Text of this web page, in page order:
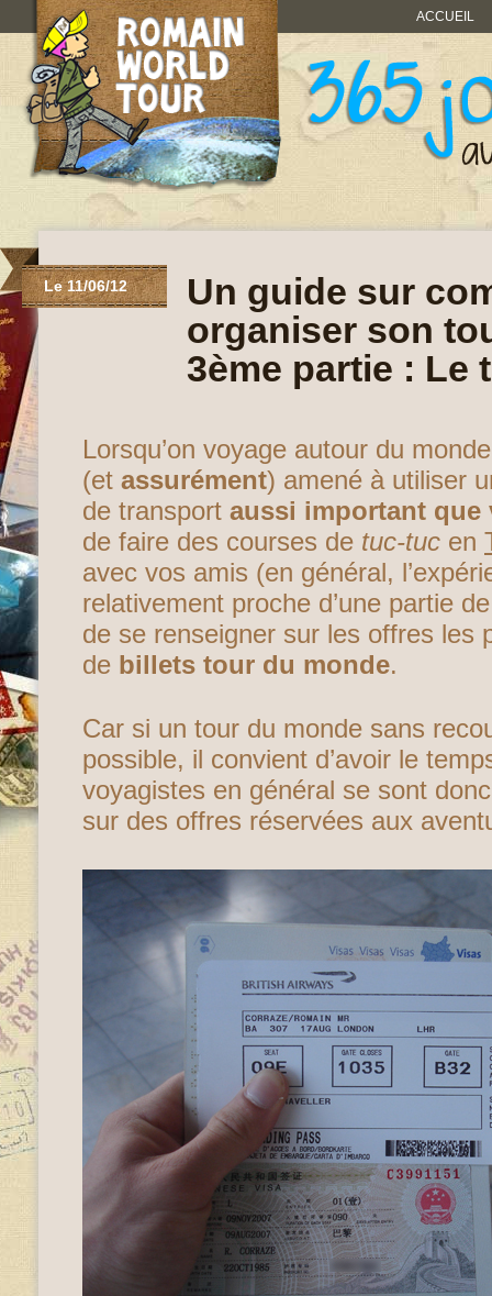
ACCUEIL
Le 11/06/12
Un guide sur
organiser son
3ème partie : Le
Lorsqu’on voyage autour du
(et assurément) amené à utiliser
de transport aussi important que
de faire des courses de tuc-tuc en
avec vos amis (en général,
relativement proche d’une partie
de se renseigner sur les offres les
de billets tour du monde.
Car si un tour du monde sans
possible, il convient d’avoir le
voyagistes en général se sont
sur des offres réservées aux